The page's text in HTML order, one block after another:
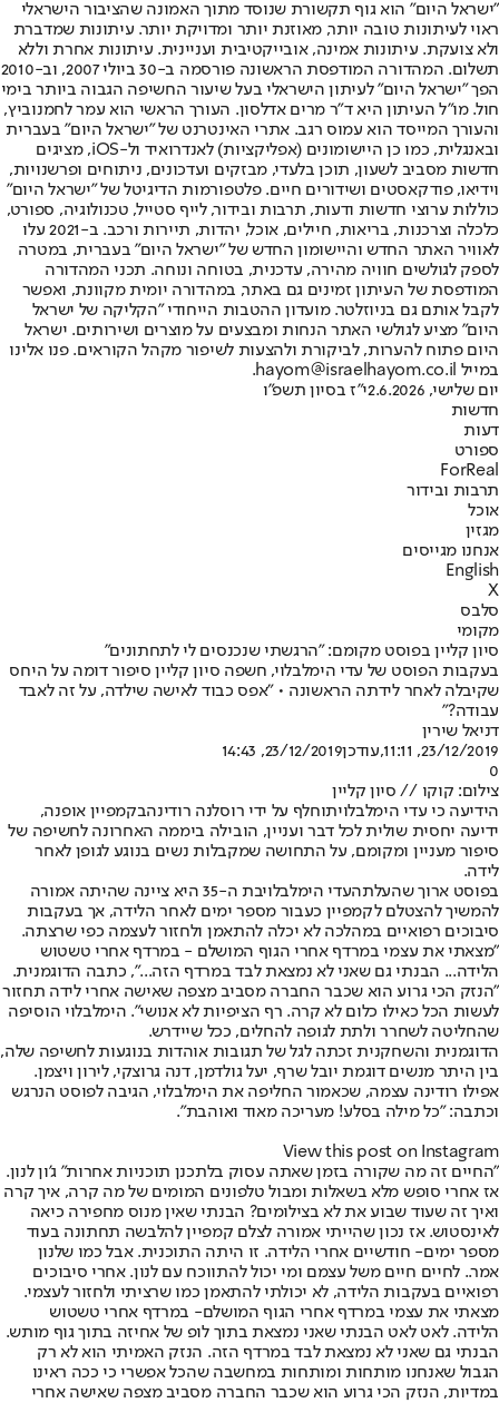
"ישראל היום" הוא גוף תקשורת שנוסד מתוך האמונה שהציבור הישראלי
ראוי לעיתונות טובה יותר, מאוזנת יותר ומדויקת יותר. עיתונות שמדברת
ולא צועקת. עיתונות אמינה, אובייקטיבית ועניינית. עיתונות אחרת וללא
תשלום. המהדורה המודפסת הראשונה פורסמה ב-30 ביולי 2007, וב-2010
הפך "ישראל היום" לעיתון הישראלי בעל שיעור החשיפה הגבוה ביותר בימי
חול. מו"ל העיתון היא ד"ר מרים אדלסון. העורך הראשי הוא עמר לחמנוביץ,
והעורך המייסד הוא עמוס רגב. אתרי האינטרנט של "ישראל היום" בעברית
ובאנגלית, כמו כן היישומונים (אפליקציות) לאנדרואיד ול-iOS, מציגים
חדשות מסביב לשעון, תוכן בלעדי, מבזקים ועדכונים, ניתוחים ופרשנויות,
וידיאו, פודקאסטים ושידורים חיים. פלטפורמות הדיגיטל של "ישראל היום"
כוללות ערוצי חדשות ודעות, תרבות ובידור, לייף סטייל, טכנולוגיה, ספורט,
כלכלה וצרכנות, בריאות, חיילים, אוכל, יהדות, תיירות ורכב. ב-2021 עלו
לאוויר האתר החדש והיישומון החדש של "ישראל היום" בעברית, במטרה
לספק לגולשים חוויה מהירה, עדכנית, בטוחה ונוחה. תכני המהדורה
המודפסת של העיתון זמינים גם באתר, במהדורה יומית מקוונת, ואפשר
לקבל אותם גם בניוזלטר. מועדון ההטבות הייחודי "הקליקה של ישראל
היום" מציע לגולשי האתר הנחות ומבצעים על מוצרים ושירותים. ישראל
היום פתוח להערות, לביקורת ולהצעות לשיפור מקהל הקוראים. פנו אלינו
במייל hayom@israelhayom.co.il.
יום שלישי, 2.6.2026
י"ז בסיון תשפ"ו
חדשות
דעות
ספורט
ForReal
תרבות ובידור
אוכל
מגזין
אנחנו מגייסים
English
X
סלבס
מקומי
סיון קליין בפוסט מקומם: "הרגשתי שנכנסים לי לתחתונים"
בעקבות הפוסט של עדי הימלבלוי, חשפה סיון קליין סיפור דומה על היחס
שקיבלה לאחר לידתה הראשונה • "אפס כבוד לאישה שילדה, על זה לאבד
עבודה?"
דניאל שירין
23/12/2019, 11:11
,עודכן23/12/2019, 14:43
0
צילום: קוקו // סיון קליין
הידיעה כי עדי הימלבלויתוחלף על ידי רוסלנה רודינהבקמפיין אופנה,
ידיעה יחסית שולית לכל דבר ועניין, הובילה ביממה האחרונה לחשיפה של
סיפור מעניין ומקומם, על התחושה שמקבלות נשים בנוגע לגופן לאחר
לידה.
בפוסט ארוך שהעלתהעדי הימלבלוי
בת ה-35 היא ציינה שהיתה אמורה
להמשיך להצטלם לקמפיין כעבור מספר ימים לאחר הלידה, אך בעקבות
סיבוכים רפואיים במהלכה לא יכלה להתאמן ולחזור לעצמה כפי שרצתה.
"מצאתי את עצמי במרדף אחרי הגוף המושלם - במרדף אחרי טשטוש
הלידה... הבנתי גם שאני לא נמצאת לבד במרדף הזה...", כתבה הדוגמנית.
"הנזק הכי גרוע הוא שכבר החברה מסביב מצפה שאישה אחרי לידה תחזור
לעשות הכל כאילו כלום לא קרה. רף הציפיות לא אנושי". הימלבלוי הוסיפה
שהחליטה לשחרר ולתת לגופה להחלים, ככל שיידרש.
הדוגמנית והשחקנית זכתה לגל של תגובות אוהדות בנוגעות לחשיפה שלה,
בין היתר מנשים דוגמת יובל שרף, יעל גולדמן, דנה גרוצקי, לירון ויצמן.
אפילו רודינה עצמה, שכאמור החליפה את הימלבלוי, הגיבה לפוסט הנרגש
וכתבה: "כל מילה בסלע! מעריכה מאוד ואוהבת".
View this post on Instagram
״החיים זה מה שקורה בזמן שאתה עסוק בלתכנן תוכניות אחרות״ ג’ון לנון.
אז אחרי סופש מלא בשאלות ומבול טלפונים המומים של מה קרה, איך קרה
ואיך זה שעוד שבוע את לא בצילומים? הבנתי שאין מנוס מחפירה כיאה
לאינסטוש. אז נכון שהייתי אמורה לצלם קמפיין להלבשה תחתונה בעוד
מספר ימים- חודשיים אחרי הלידה. זו היתה התוכנית. אבל כמו שלנון
אמר.. לחיים חיים משל עצמם ומי יכול להתווכח עם לנון. אחרי סיבוכים
רפואיים בעקבות הלידה, לא יכולתי להתאמן כמו שרציתי ולחזור לעצמי.
מצאתי את עצמי במרדף אחרי הגוף המושלם- במרדף אחרי טשטוש
הלידה. לאט לאט הבנתי שאני נמצאת בתוך לופ של אחיזה בתוך גוף מותש.
הבנתי גם שאני לא נמצאת לבד במרדף הזה. הנזק האמיתי הוא לא רק
הגבול שאנחנו מותחות ומותחות במחשבה שהכל אפשרי כי ככה ראינו
במדיות, הנזק הכי גרוע הוא שכבר החברה מסביב מצפה שאישה אחרי